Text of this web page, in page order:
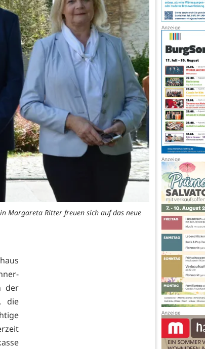
Margareta Ritter freuen sich auf das neue
der
die